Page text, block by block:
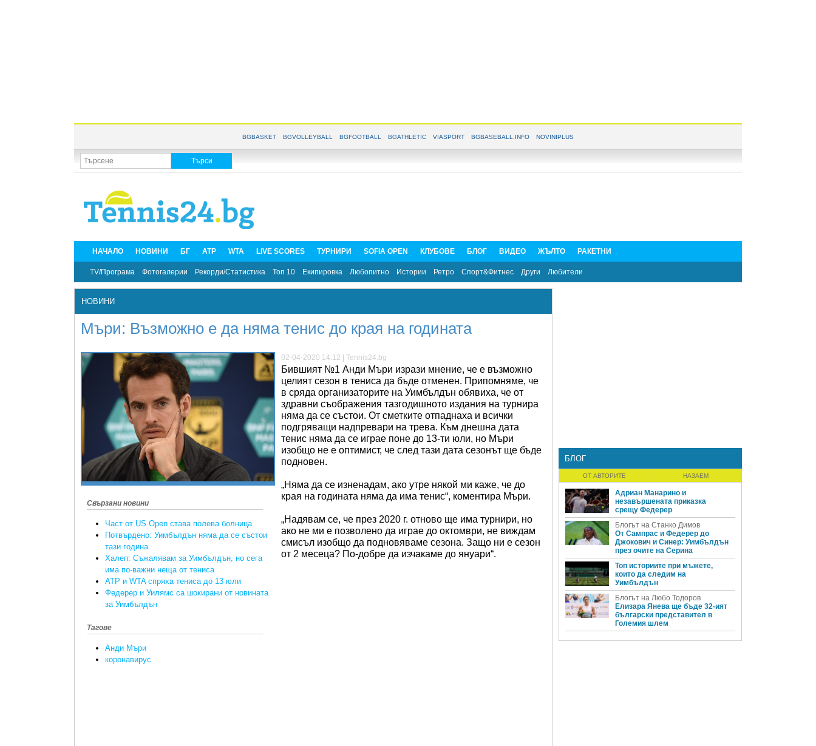
BGBASKET BGVOLLEYBALL BGFOOTBALL BGATHLETIC VIASPORT BGBASEBALL.INFO NOVINIPLUS
НАЧАЛО НОВИНИ БГ ATP WTA LIVE SCORES ТУРНИРИ SOFIA OPEN КЛУБОВЕ БЛОГ ВИДЕО ЖЪЛТО РАКЕТНИ
TV/Програма Фотогалерии Рекорди/Статистика Топ 10 Екипировка Любопитно Истории Ретро Спорт&Фитнес Други Любители
НОВИНИ
Мъри: Възможно е да няма тенис до края на годината
Свързани новини
Част от US Open става полева болница
Потвърдено: Уимбълдън няма да се състои
тази година
Халеп: Съжалявам за Уимбълдън, но сега
има по-важни неща от тениса
ATP и WTA спряха тениса до 13 юли
Федерер и Уилямс са шокирани от новината
за Уимбълдън
Тагове
Анди Мъри
коронавирус
02-04-2020 14:12 | Tennis24.bg
Бившият №1 Анди Мъри изрази мнение, че е възможно
целият сезон в тениса да бъде отменен. Припомняме, че
в сряда организаторите на Уимбълдън обявиха, че от
здравни съображения тазгодишното издания на турнира
няма да се състои. От сметките отпаднаха и всички
подгряващи надпревари на трева. Към днешна дата
тенис няма да се играе поне до 13-ти юли, но Мъри
изобщо не е оптимист, че след тази дата сезонът ще бъде
подновен.
„Няма да се изненадам, ако утре някой ми каже, че до
края на годината няма да има тенис“, коментира Мъри.
„Надявам се, че през 2020 г. отново ще има турнири, но
ако не ми е позволено да играе до октомври, не виждам
смисъл изобщо да подновяваме сезона. Защо ни е сезон
от 2 месеца? По-добре да изчакаме до януари“.
БЛОГ
ОТ АВТОРИТЕ НАЗАЕМ
Адриан Манарино и
незавършената приказка
срещу Федерер
Блогът на Станко Димов
От Сампрас и Федерер до
Джокович и Синер: Уимбълдън
през очите на Серина
Топ историите при мъжете,
които да следим на
Уимбълдън
Блогът на Любо Тодоров
Елизара Янева ще бъде 32-ият
български представител в
Големия шлем